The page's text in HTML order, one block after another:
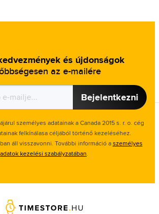
és újdonságok
az e-mailére
Bejelentkezni
személyes adatainak a Canada 2015 s. r. o. cég
felkínálasa céljából történő kezeléséhez.
áll visszavonni. További információ aszemélyes
adatok kezelési szabályzatában.